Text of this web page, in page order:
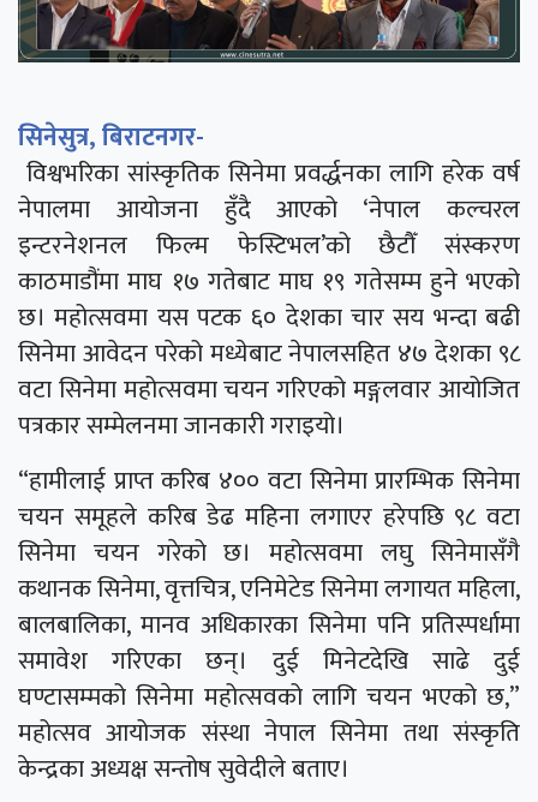
सिनेसुत्र, बिराटनगर-
विश्वभरिका सांस्कृतिक सिनेमा प्रवर्द्धनका लागि हरेक वर्ष
नेपालमा आयोजना हुँदै आएको ‘नेपाल कल्चरल
इन्टरनेशनल फिल्म फेस्टिभल’को छैटौँ संस्करण
काठमाडौंमा माघ १७ गतेबाट माघ १९ गतेसम्म हुने भएको
छ। महोत्सवमा यस पटक ६० देशका चार सय भन्दा बढी
सिनेमा आवेदन परेको मध्येबाट नेपालसहित ४७ देशका ९८
वटा सिनेमा महोत्सवमा चयन गरिएको मङ्गलवार आयोजित
पत्रकार सम्मेलनमा जानकारी गराइयो।
“हामीलाई प्राप्त करिब ४०० वटा सिनेमा प्रारम्भिक सिनेमा
चयन समूहले करिब डेढ महिना लगाएर हरेपछि ९८ वटा
सिनेमा चयन गरेको छ। महोत्सवमा लघु सिनेमासँगै
कथानक सिनेमा, वृत्तचित्र, एनिमेटेड सिनेमा लगायत महिला,
बालबालिका, मानव अधिकारका सिनेमा पनि प्रतिस्पर्धामा
समावेश गरिएका छन्। दुई मिनेटदेखि साढे दुई
घण्टासम्मको सिनेमा महोत्सवको लागि चयन भएको छ,”
महोत्सव आयोजक संस्था नेपाल सिनेमा तथा संस्कृति
केन्द्रका अध्यक्ष सन्तोष सुवेदीले बताए।